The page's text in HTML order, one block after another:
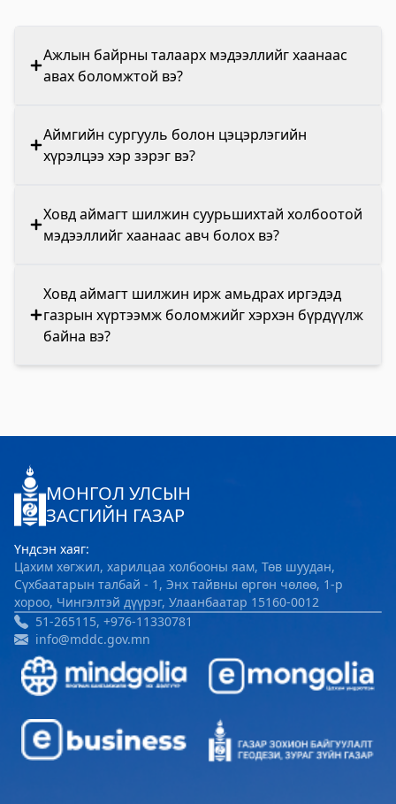
Ажлын байрны талаарх мэдээллийг хаанаас
авах боломжтой вэ?
Аймгийн сургууль болон цэцэрлэгийн
хүрэлцээ хэр зэрэг вэ?
Ховд аймагт шилжин суурьшихтай холбоотой
мэдээллийг хаанаас авч болох вэ?
Ховд аймагт шилжин ирж амьдрах иргэдэд
газрын хүртээмж боломжийг хэрхэн бүрдүүлж
байна вэ?
МОНГОЛ УЛСЫН
ЗАСГИЙН ГАЗАР
Үндсэн хаяг:
Цахим хөгжил, харилцаа холбооны яам, Төв шуудан,
Сүхбаатарын талбай - 1, Энх тайвны өргөн чөлөө, 1-р
хороо, Чингэлтэй дүүрэг, Улаанбаатар 15160-0012
51-265115, +976-11330781
info@mddc.gov.mn